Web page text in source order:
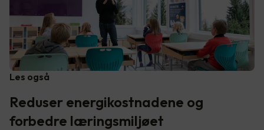
Les også
Reduser energikostnadene og
forbedre læringsmiljøet